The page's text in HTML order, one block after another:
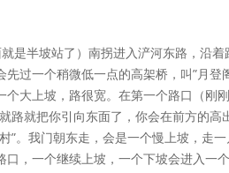
半坡站了）南拐进入浐河东路，沿
过一个稍微低一点的高架桥，叫”月
大上坡，路很宽。在第一个路口（刚
就把你引向东面了，你会在前方的
。我门朝东走，会是一个慢上坡，走
，一个继续上坡，一个下坡会进入一